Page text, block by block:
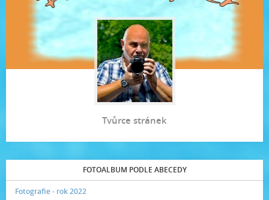
Tvůrce stránek
FOTOALBUM PODLE ABECEDY
Fotografie - rok 2022